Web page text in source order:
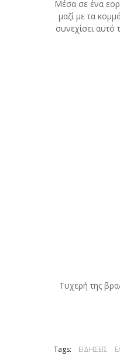
Μέσα σε ένα
μαζί με τα
συνεχίσει αυτό
Τυχερή της
Tags: ΕΙΔΗΣΕΙΣ